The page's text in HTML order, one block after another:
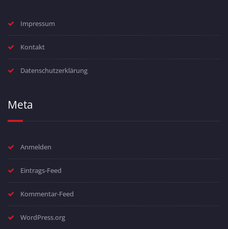
Impressum
Kontakt
Datenschutzerklärung
Meta
Anmelden
Eintrags-Feed
Kommentar-Feed
WordPress.org